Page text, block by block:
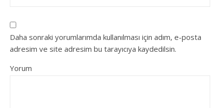
Daha sonraki yorumlarımda kullanılması için adım, e-posta
adresim ve site adresim bu tarayıcıya kaydedilsin.
Yorum